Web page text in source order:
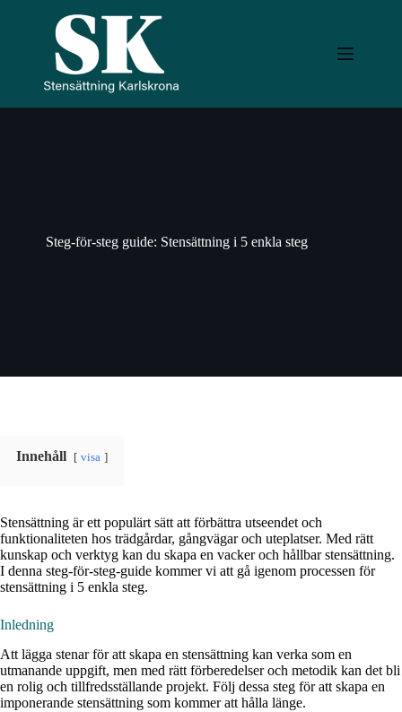
Steg-för-steg guide: Stensättning i 5 enkla steg
Innehåll visa
Stensättning är ett populärt sätt att förbättra utseendet och
funktionaliteten hos trädgårdar, gångvägar och uteplatser. Med rätt
kunskap och verktyg kan du skapa en vacker och hållbar stensättning.
I denna steg-för-steg-guide kommer vi att gå igenom processen för
stensättning i 5 enkla steg.
Inledning
Att lägga stenar för att skapa en stensättning kan verka som en
utmanande uppgift, men med rätt förberedelser och metodik kan det bli
en rolig och tillfredsställande projekt. Följ dessa steg för att skapa en
imponerande stensättning som kommer att hålla länge.